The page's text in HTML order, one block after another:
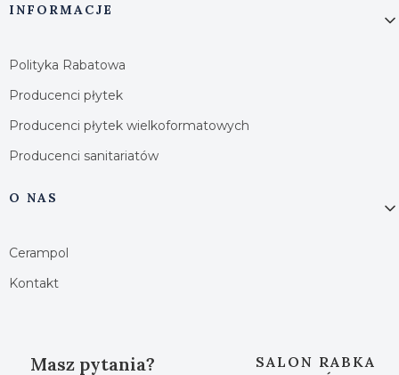
INFORMACJE
Polityka Rabatowa
Producenci płytek
Producenci płytek wielkoformatowych
Producenci sanitariatów
O NAS
Cerampol
Kontakt
Masz pytania?
SALON RABKA